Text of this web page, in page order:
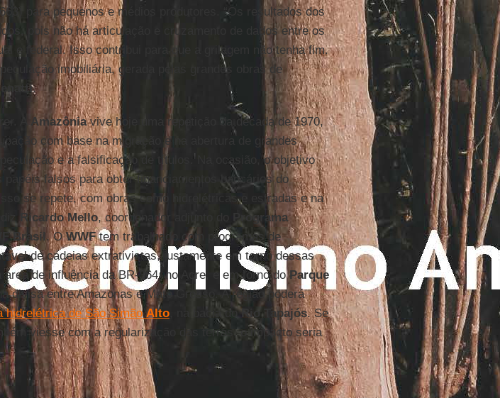
para pequenos e médios produtores. “Os resultados dos
pois não há articulação e cruzamento de dados entre os
e federal. Isso contribui para que a grilagem não tenha fim.
imobiliária, gerada pelas grandes obras de
.
A Amazôniavive hoje uma repetição da década de 1970,
com base na migração e na abertura de grandes
e a falsificação de títulos. Na ocasião, o objetivo
papéis falsos para obter financiamentos bancários do
se repete, com obras como hidrelétricas e estradas e na
Ricardo Mello, coordenador adjunto do
Programa
Brasil . OWWFtem trabalhado com programas de
de cadeias extrativistas, justamente em torno dessas
de influência da BR-364, no Acre, e em torno doParque
divisa entre Amazonas e Mato Grosso. A região poderá
hidrelétrica de São Simão Alto, na bacia doRio Tapajós. Se
viesse com a regularização das terras, o impacto seria